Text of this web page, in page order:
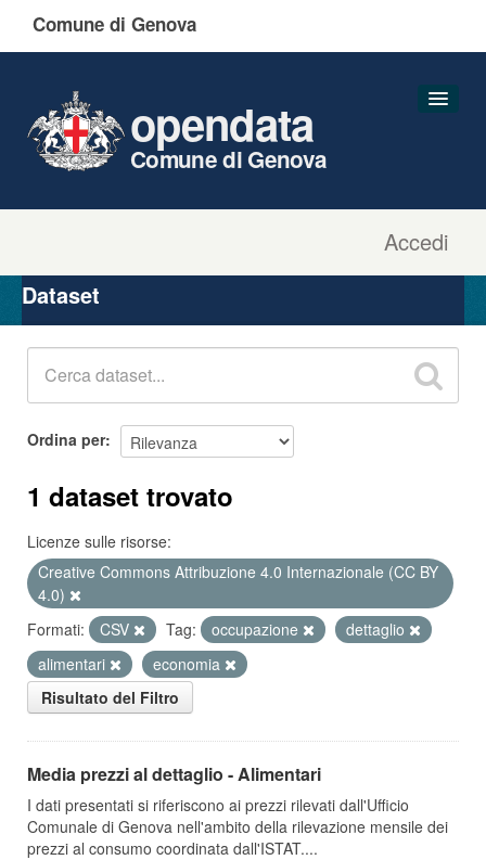
Comune di Genova
Accedi
opendata
Comune di Genova
Organizzazioni
Gruppi
Dataset
Ordina per
1 dataset trovato
Licenze sulle risorse:
Creative Commons Attribuzione 4.0 Internazionale (CC BY
4.0)
Formati:
CSV Tag: occupazione
dettaglio
alimentari
economia
Risultato del Filtro
Media prezzi al dettaglio - Alimentari
I dati presentati si riferiscono ai prezzi rilevati dall'Ufficio
Comunale di Genova nell'ambito della rilevazione mensile dei
prezzi al consumo coordinata dall'ISTAT....